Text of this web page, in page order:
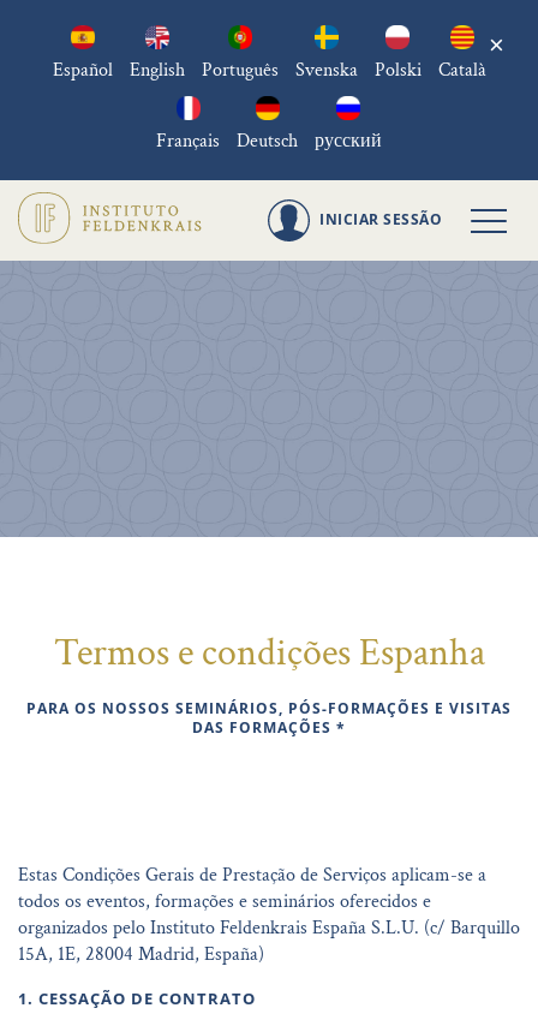
Español English Português Svenska Polski Català
Français Deutsch русский
×
INICIAR SESSÃO
Termos e condições Espanha
PARA OS NOSSOS SEMINÁRIOS, PÓS-FORMAÇÕES E VISITAS
DAS FORMAÇÕES *
Estas Condições Gerais de Prestação de Serviços aplicam-se a
todos os eventos, formações e seminários oferecidos e
organizados pelo Instituto Feldenkrais España S.L.U. (c/ Barquillo
15A, 1E, 28004 Madrid, España)
1. CESSAÇÃO DE CONTRATO